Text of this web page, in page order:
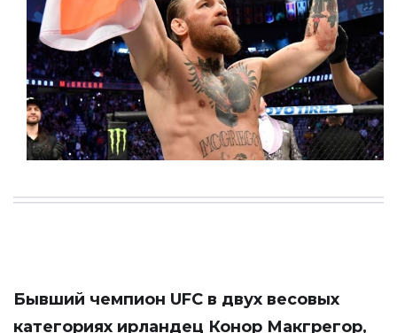
Бывший чемпион UFC в двух весовых
категориях ирландец Конор Макгрегор,